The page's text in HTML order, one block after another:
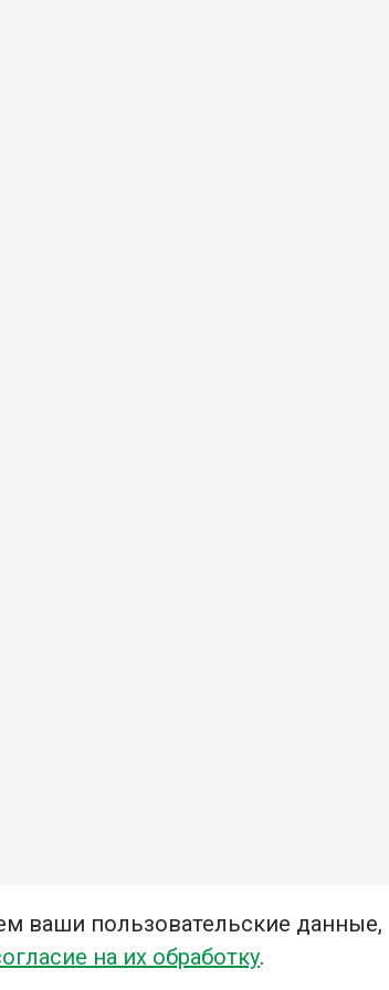
ваши пользовательские данные,
на их обработку.